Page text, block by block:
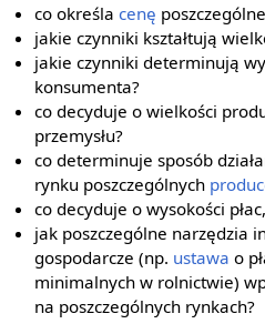
co określacenę
jakie czynniki kształtują
jakie czynniki determinują
konsumenta?
co decyduje o wielkości
przemysłu?
co determinuje sposób
rynku poszczególnych
co decyduje o wysokości
jak poszczególne narzędzia
gospodarcze (np. ustawa o
minimalnych w rolnictwie)
na poszczególnych rynkach?